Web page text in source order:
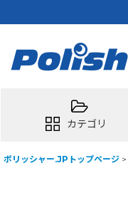
カテゴリ
ポリッシャー.JPトップページ >